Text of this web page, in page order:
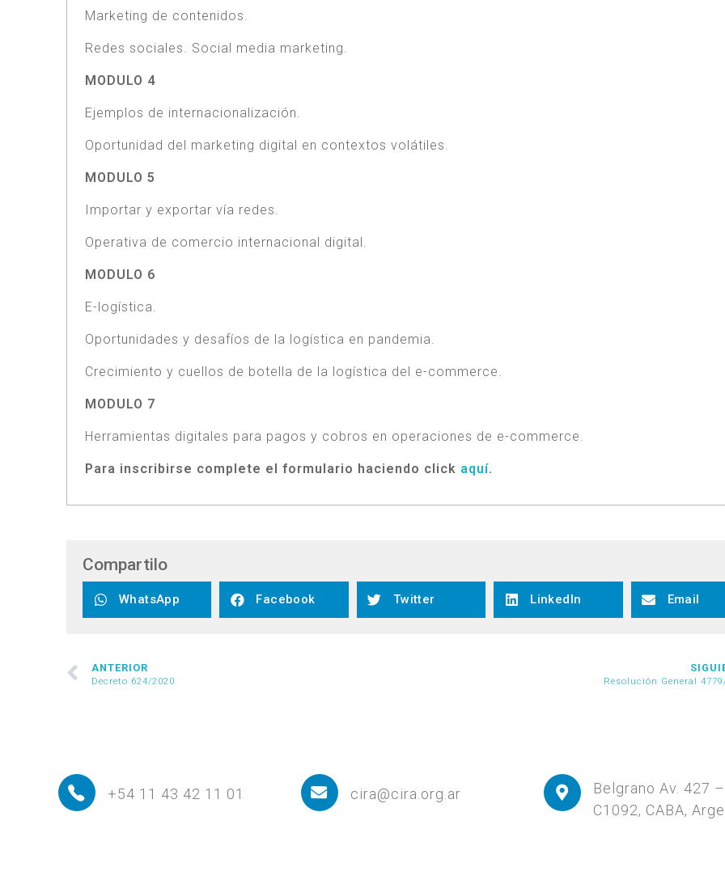
Marketing de contenidos.
Redes sociales. Social media marketing.
MODULO 4
Ejemplos de internacionalización.
Oportunidad del marketing digital en contextos volátiles.
MODULO 5
Importar y exportar vía redes.
Operativa de comercio internacional digital.
MODULO 6
E-logística.
Oportunidades y desafíos de la logística en pandemia.
Crecimiento y cuellos de botella de la logística del e-commerce.
MODULO 7
Herramientas digitales para pagos y cobros en operaciones de e-commerce.
Para inscribirse complete el formulario haciendo click aquí.
Compartilo
WhatsApp Facebook Twitter LinkedIn Email
ANTERIOR
Decreto 624/2020 Resolución General
+54 11 43 42 11 01 cira@cira.org.ar
Belgrano Av. 427
C1092, CABA,